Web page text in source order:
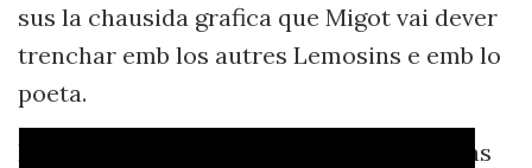
sus la chausida grafica que Migot vai dever
trenchar emb los autres Lemosins e emb lo
poeta.
E mai l
ncias